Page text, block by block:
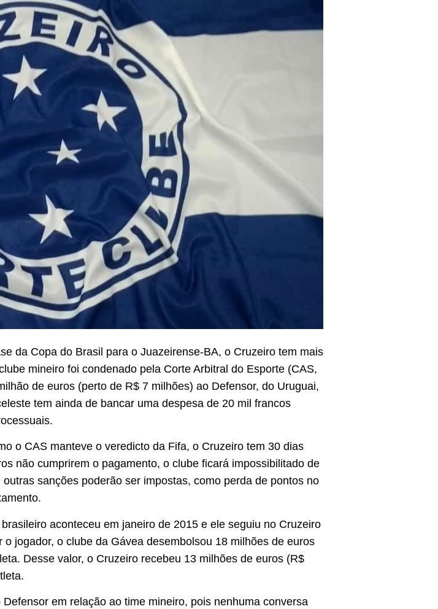
da Copa do Brasil para o Juazeirense-BA, o Cruzeiro tem mais
mineiro foi condenado pela Corte Arbitral do Esporte (CAS,
de euros (perto de R$ 7 milhões) ao Defensor, do Uruguai,
tem ainda de bancar uma despesa de 20 mil francos
o CAS manteve o veredicto da Fifa, o Cruzeiro tem 30 dias
não cumprirem o pagamento, o clube ficará impossibilitado de
sanções poderão ser impostas, como perda de pontos no
aconteceu em janeiro de 2015 e ele seguiu no Cruzeiro
jogador, o clube da Gávea desembolsou 18 milhões de euros
Desse valor, o Cruzeiro recebeu 13 milhões de euros (R$
em relação ao time mineiro, pois nenhuma conversa